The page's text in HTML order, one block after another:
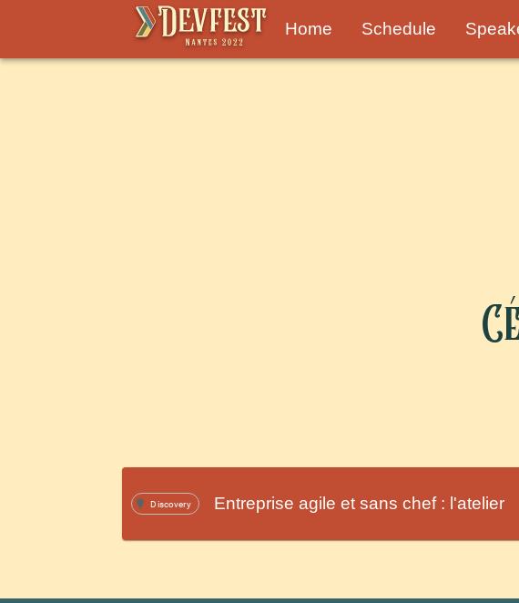
Home Schedule
Discovery Entreprise agile et sans chef : l'atelier